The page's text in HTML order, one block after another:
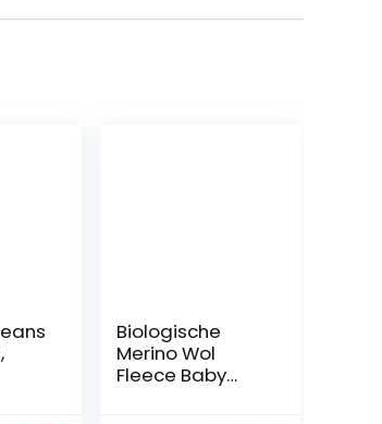
Biologische
Merino Wol
Fleece Baby